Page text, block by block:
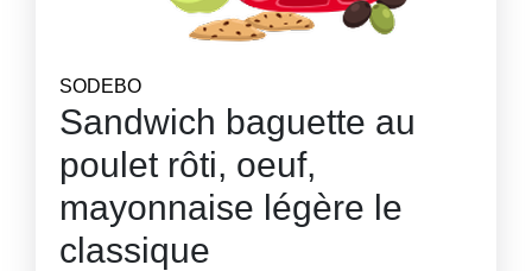
SODEBO
Sandwich baguette au
poulet rôti, oeuf,
mayonnaise légère le
classique